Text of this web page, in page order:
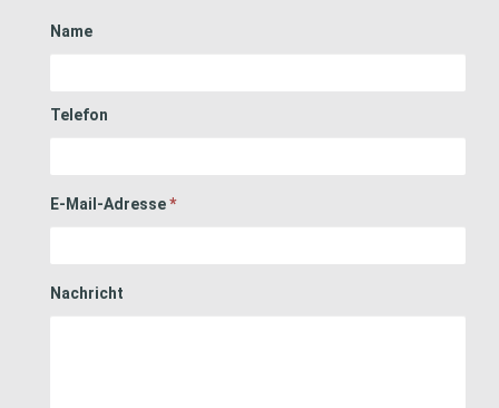
Name
Telefon
E-Mail-Adresse*
Nachricht